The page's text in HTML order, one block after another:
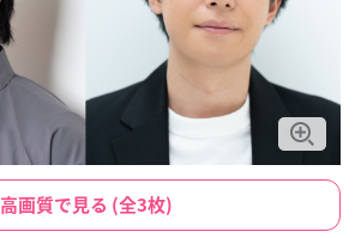
高画質で見る (全3枚)